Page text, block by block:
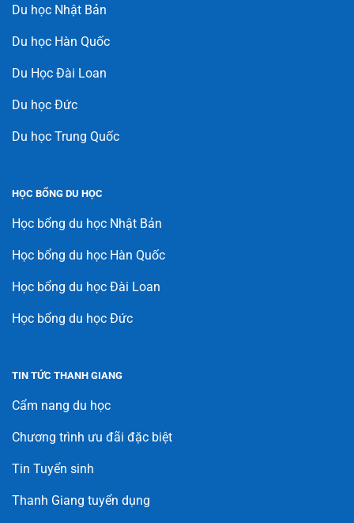
Du học Nhật Bản
Du học Hàn Quốc
Du Học Đài Loan
Du học Đức
Du học Trung Quốc
HỌC BỔNG DU HỌC
Học bổng du học Nhật Bản
Học bổng du học Hàn Quốc
Học bổng du học Đài Loan
Học bổng du học Đức
TIN TỨC THANH GIANG
Cẩm nang du học
Chương trình ưu đãi đặc biệt
Tin Tuyển sinh
Thanh Giang tuyển dụng